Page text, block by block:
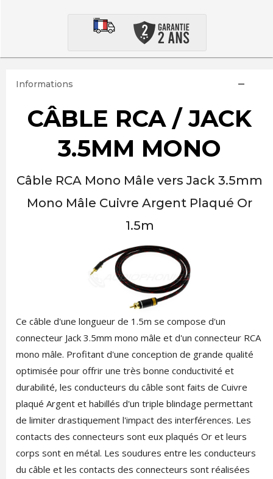
Informations
CÂBLE RCA / JACK
3.5MM MONO
Câble RCA Mono Mâle vers Jack 3.5mm
Mono Mâle Cuivre Argent Plaqué Or
1.5m
Ce câble d'une longueur de 1.5m se compose d'un
connecteur Jack 3.5mm mono mâle et d'un connecteur RCA
mono mâle. Profitant d'une conception de grande qualité
optimisée pour offrir une très bonne conductivité et
durabilité, les conducteurs du câble sont faits de Cuivre
plaqué Argent et habillés d'un triple blindage permettant
de limiter drastiquement l'impact des interférences. Les
contacts des connecteurs sont eux plaqués Or et leurs
corps sont en métal. Les soudures entre les conducteurs
du câble et les contacts des connecteurs sont réalisées